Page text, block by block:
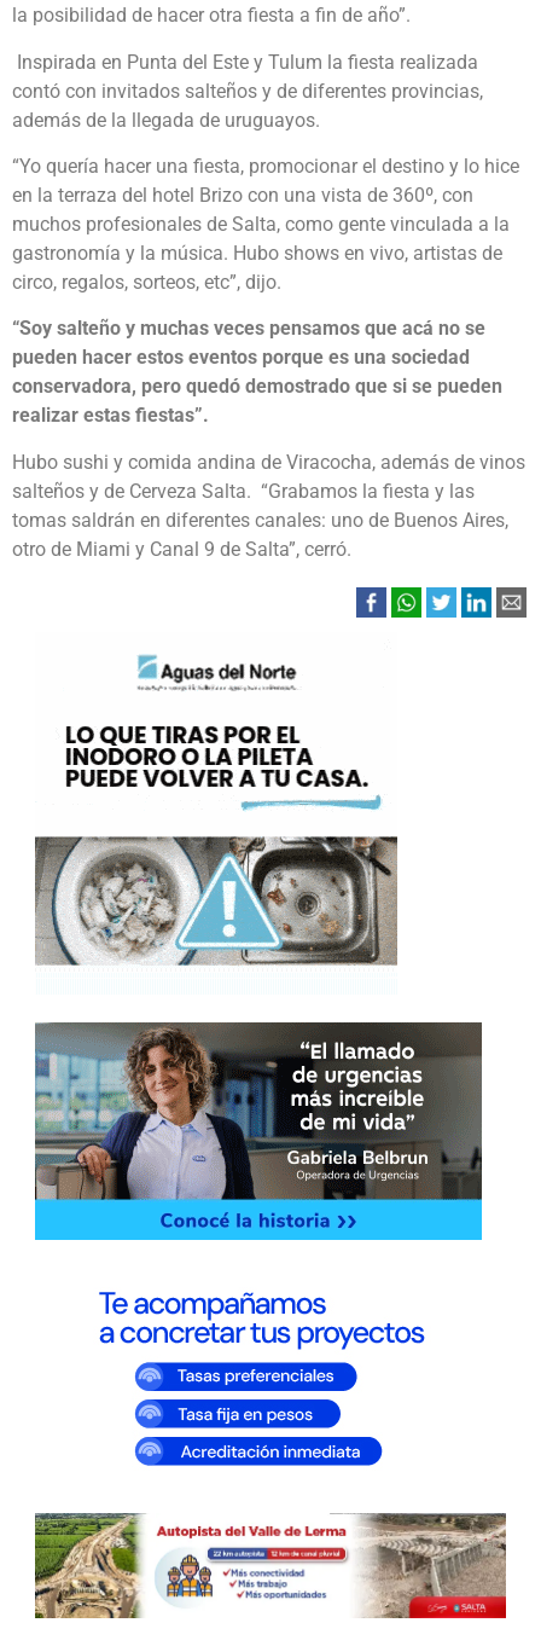
la posibilidad de hacer otra fiesta a fin de año”.
Inspirada en Punta del Este y Tulum la fiesta realizada
contó con invitados salteños y de diferentes provincias,
además de la llegada de uruguayos.
“Yo quería hacer una fiesta, promocionar el destino y lo hice
en la terraza del hotel Brizo con una vista de 360º, con
muchos profesionales de Salta, como gente vinculada a la
gastronomía y la música. Hubo shows en vivo, artistas de
circo, regalos, sorteos, etc”, dijo.
“Soy salteño y muchas veces pensamos que acá no se
pueden hacer estos eventos porque es una sociedad
conservadora, pero quedó demostrado que si se pueden
realizar estas fiestas”.
Hubo sushi y comida andina de Viracocha, además de vinos
salteños y de Cerveza Salta. “Grabamos la fiesta y las
tomas saldrán en diferentes canales: uno de Buenos Aires,
otro de Miami y Canal 9 de Salta”, cerró.